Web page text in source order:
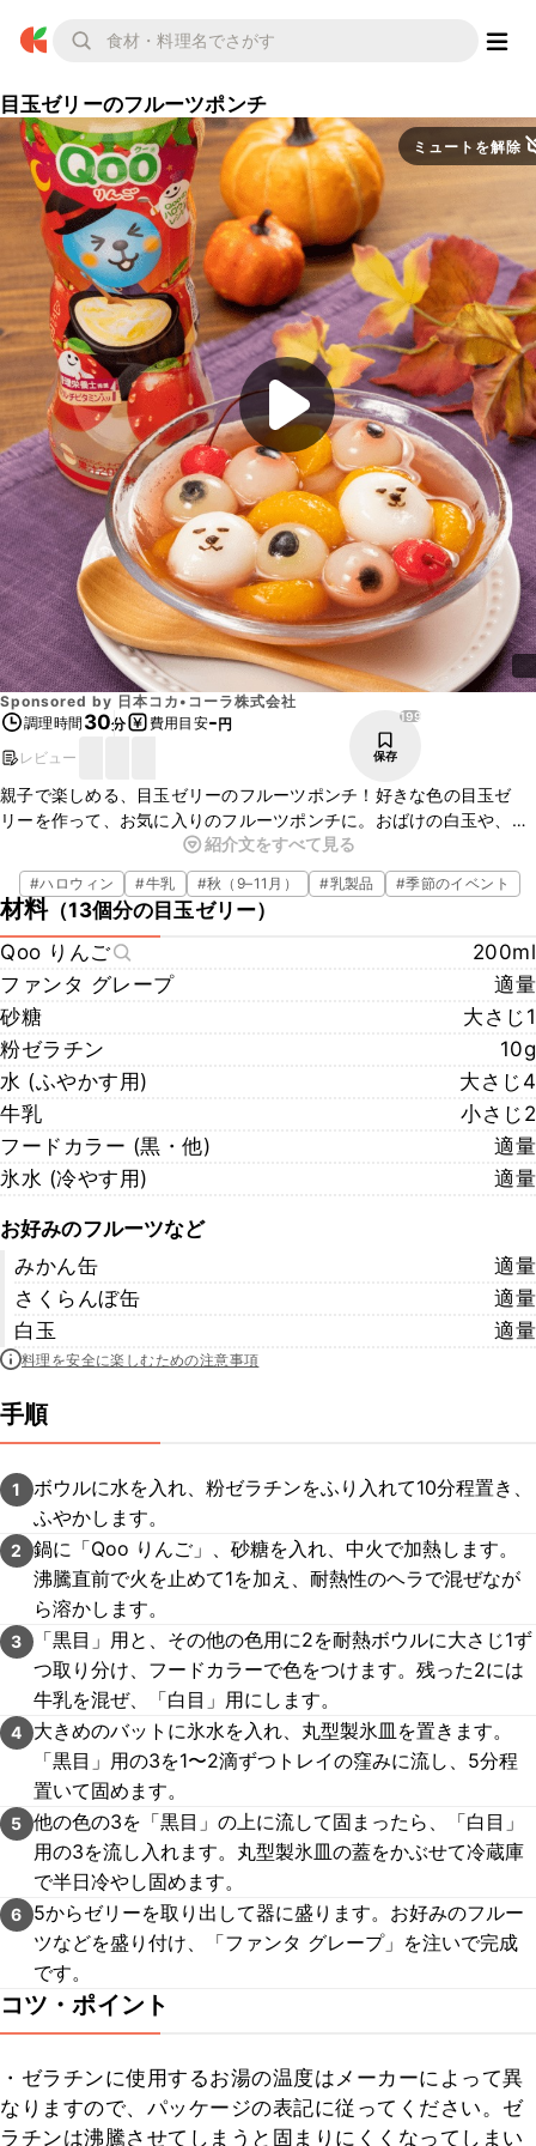
目玉ゼリーのフルーツポンチ
ミュートを解除
Sponsored by 日本コカ•コーラ株式会社
調理時間 30分 費用目安-円
レビュー
199
保存
親子で楽しめる、目玉ゼリーのフルーツポンチ！好きな色の目玉ゼ
リーを作って、お気に入りのフルーツポンチに。おばけの白玉や、フ
ルーツの飾り切りを入れるとパーティー感アップ！ぜひ一度試してみ
てくださいね。
紹介文をすべて見る
#ハロウィン #牛乳 #秋（9–11月） #乳製品 #季節のイベント
材料（13個分の目玉ゼリー）
Qoo りんご
200ml
ファンタ グレープ
適量
砂糖
大さじ1
粉ゼラチン
10g
水 (ふやかす用)
大さじ4
牛乳
小さじ2
フードカラー (黒・他)
適量
氷水 (冷やす用)
適量
お好みのフルーツなど
みかん缶
適量
さくらんぼ缶
適量
白玉
適量
料理を安全に楽しむための注意事項
手順
1
ボウルに水を入れ、粉ゼラチンをふり入れて10分程置き、
ふやかします。
2
鍋に「Qoo りんご」、砂糖を入れ、中火で加熱します。
沸騰直前で火を止めて1を加え、耐熱性のヘラで混ぜなが
ら溶かします。
3
「黒目」用と、その他の色用に2を耐熱ボウルに大さじ1ず
つ取り分け、フードカラーで色をつけます。残った2には
牛乳を混ぜ、「白目」用にします。
4
大きめのバットに氷水を入れ、丸型製氷皿を置きます。
「黒目」用の3を1〜2滴ずつトレイの窪みに流し、5分程
置いて固めます。
5 他の色の3を「黒目」の上に流して固まったら、「白目」
用の3を流し入れます。丸型製氷皿の蓋をかぶせて冷蔵庫
で半日冷やし固めます。
6
5からゼリーを取り出して器に盛ります。お好みのフルー
ツなどを盛り付け、「ファンタ グレープ」を注いで完成
です。
コツ・ポイント
・ゼラチンに使用するお湯の温度はメーカーによって異
なりますので、パッケージの表記に従ってください。ゼ
ラチンは沸騰させてしまうと固まりにくくなってしまい